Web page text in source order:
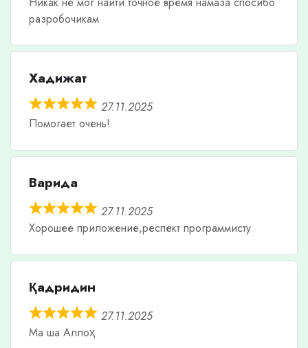
разробочикам
Хадижат
27.11.2025
Помогает очень!
Варида
27.11.2025
Хорошее приложение,респект программисту
Қадридин
27.11.2025
Ма ша Аллоҳ